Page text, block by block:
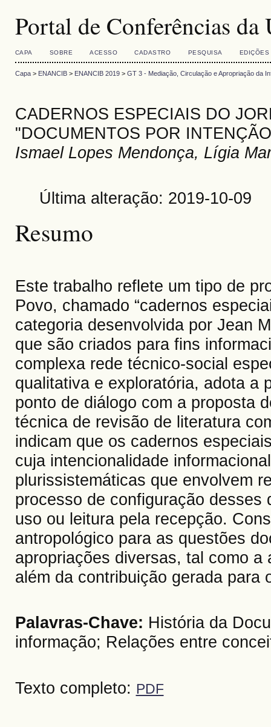
Portal de Conferências
CAPA SOBRE ACESSO CADASTRO PESQUISA EDIÇÕES
Capa> ENANCIB> ENANCIB 2019> GT 3 - Mediação, Circulação e Apropriação da
CADERNOS ESPECIAIS DO
"DOCUMENTOS POR
Ismael Lopes Mendonça, Lígia
Última alteração: 2019-10-09
Resumo
Este trabalho reflete um tipo de
Povo, chamado “cadernos
categoria desenvolvida por Jean
que são criados para fins
complexa rede técnico-social
qualitativa e exploratória, adota a
ponto de diálogo com a proposta
técnica de revisão de literatura
indicam que os cadernos
cuja intencionalidade
plurissistemáticas que envolvem
processo de configuração
uso ou leitura pela recepção.
antropológico para as questões
apropriações diversas, tal como
além da contribuição gerada para
Palavras-Chave: História da
informação; Relações entre
Texto completo: PDF